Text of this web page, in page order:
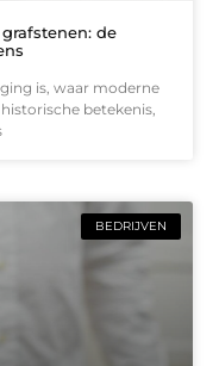
de
is, waar moderne
betekenis,
BEDRIJVEN